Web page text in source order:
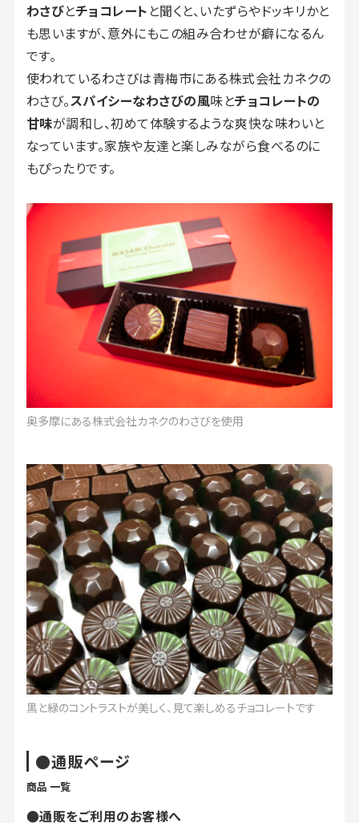
わさびとチョコレート と聞くと、いたずらやドッキリかと
も思いますが、意外にもこの組み合わせが癖になるん
です。
使われているわさびは青梅市にある株式会社カネクの
わさび。スパイシーなわさびの風味とチョコレートの
甘味が調和し、初めて体験するような爽快な味わいと
なっています。家族や友達と楽しみながら食べるのに
もぴったりです。
奥多摩にある株式会社カネクのわさびを使用
黒と緑のコントラストが美しく、見て楽しめるチョコレートです
●通販ページ
商品 一覧
●通販をご利用のお客様へ